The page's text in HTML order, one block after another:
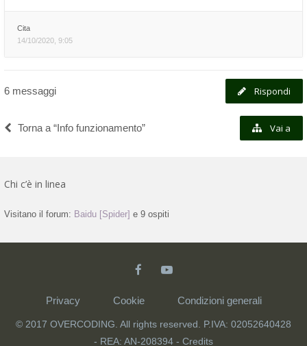
Cita
14/10/2020, 9:05
6 messaggi Rispondi
Torna a “Info funzionamento” Vai a
Chi c’è in linea
Visitano il forum: Baidu [Spider] e 9 ospiti
Privacy Cookie Condizioni generali
© 2017 OVERCODING. All rights reserved. P.IVA: 02052640428
- REA: AN-208394 - Credits